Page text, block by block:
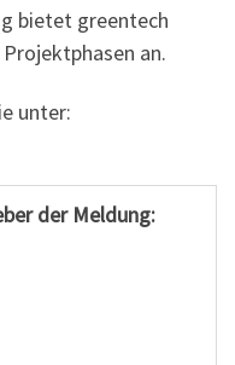
bietet greentech
an.
unter:
der Meldung: